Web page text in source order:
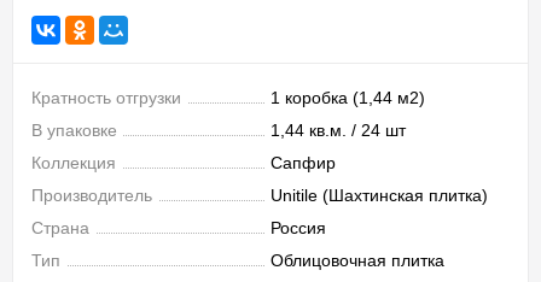
Кратность отгрузки
1 коробка (1,44 м2)
В упаковке
1,44 кв.м. / 24 шт
Коллекция
Сапфир
Производитель
Unitile (Шахтинская плитка)
Страна
Россия
Тип
Облицовочная плитка